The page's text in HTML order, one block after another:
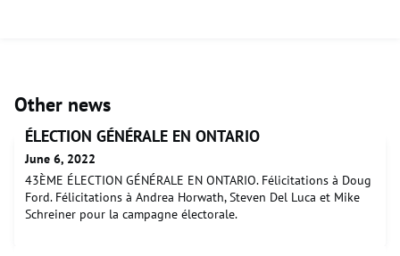
Other news
ÉLECTION GÉNÉRALE EN ONTARIO
June 6, 2022
43ÈME ÉLECTION GÉNÉRALE EN ONTARIO. Félicitations à Doug
Ford. Félicitations à Andrea Horwath, Steven Del Luca et Mike
Schreiner pour la campagne électorale.